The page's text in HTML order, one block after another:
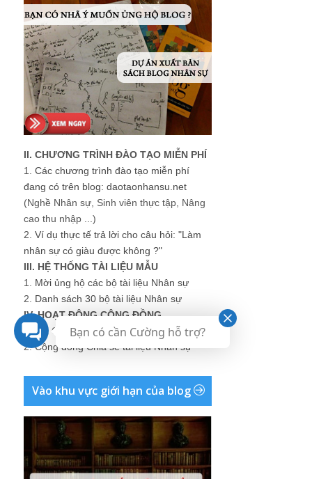
II. CHƯƠNG TRÌNH ĐÀO TẠO MIỄN PHÍ
1. Các chương trình đào tạo miễn phí
đang có trên blog: daotaonhansu.net
(Nghề Nhân sự, Sinh viên thực tập, Nâng
cao thu nhập ...)
2. Ví dụ thực tế trả lời cho câu hỏi: "Làm
nhân sự có giàu được không ?"
III. HỆ THỐNG TÀI LIỆU MẪU
1. Mời ủng hộ các bộ tài liệu Nhân sự
2. Danh sách 30 bộ tài liệu Nhân sự
IV. HOẠT ĐỘNG CỘNG ĐỒNG
1.HR Groups - Các nhóm Nhân sự
2.Cộng đồng Chia sẻ tài liệu Nhân sự
Vào khu vực giới hạn của blog
Bạn có cần Cường hỗ trợ?